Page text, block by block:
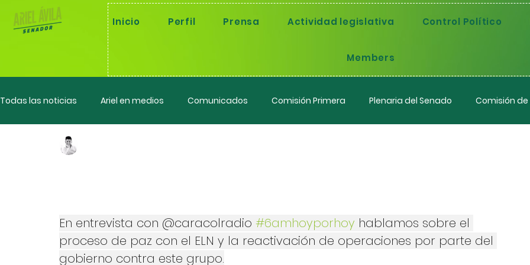
Inicio Perfil Prensa Actividad legislativa Control Político
Members
Todas las noticias Ariel en medios Comunicados Comisión Primera Plenaria del Senado Comisión de
Ponencias
En entrevista con @caracolradio #6amhoyporhoy hablamos sobre el
proceso de paz con el ELN y la reactivación de operaciones por parte del
gobierno contra este grupo.